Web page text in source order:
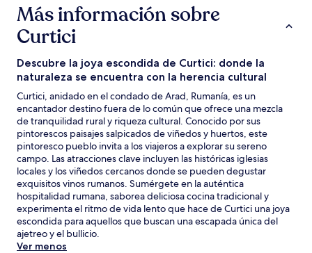
Más información sobre
Curtici
Descubre la joya escondida de Curtici: donde la
naturaleza se encuentra con la herencia cultural
Curtici, anidado en el condado de Arad, Rumanía, es un
encantador destino fuera de lo común que ofrece una mezcla
de tranquilidad rural y riqueza cultural. Conocido por sus
pintorescos paisajes salpicados de viñedos y huertos, este
pintoresco pueblo invita a los viajeros a explorar su sereno
campo. Las atracciones clave incluyen las históricas iglesias
locales y los viñedos cercanos donde se pueden degustar
exquisitos vinos rumanos. Sumérgete en la auténtica
hospitalidad rumana, saborea deliciosa cocina tradicional y
experimenta el ritmo de vida lento que hace de Curtici una joya
escondida para aquellos que buscan una escapada única del
ajetreo y el bullicio.
Ver menos